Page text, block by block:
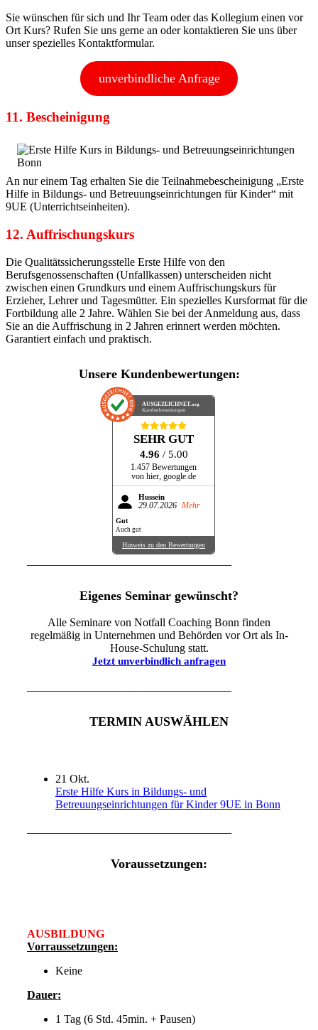
Sie wünschen für sich und Ihr Team oder das Kollegium einen vor
Ort Kurs? Rufen Sie uns gerne an oder kontaktieren Sie uns über
unser spezielles Kontaktformular.
unverbindliche Anfrage
11. Bescheinigung
An nur einem Tag erhalten Sie die Teilnahmebescheinigung „Erste
Hilfe in Bildungs- und Betreuungseinrichtungen für Kinder“ mit
9UE (Unterrichtseinheiten).
12. Auffrischungskurs
Die Qualitätssicherungsstelle Erste Hilfe von den
Berufsgenossenschaften (Unfallkassen) unterscheiden nicht
zwischen einen Grundkurs und einem Auffrischungskurs für
Erzieher, Lehrer und Tagesmütter. Ein spezielles Kursformat für die
Fortbildung alle 2 Jahre. Wählen Sie bei der Anmeldung aus, dass
Sie an die Auffrischung in 2 Jahren erinnert werden möchten.
Garantiert einfach und praktisch.
Unsere Kundenbewertungen:
AUSGEZEICHNET.org
Kundenbewertungen
SEHR GUT
4.96 / 5.00
1.457 Bewertungen
von hier, google.de
Hussein
29.07.2026 Mehr
Gut
Auch gut
Hinweis zu den Bewertungen
Eigenes Seminar gewünscht?
Alle Seminare von Notfall Coaching Bonn finden
regelmäßig in Unternehmen und Behörden vor Ort als In-
House-Schulung statt.
Jetzt unverbindlich anfragen
TERMIN AUSWÄHLEN
21 Okt.
Erste Hilfe Kurs in Bildungs- und
Betreuungseinrichtungen für Kinder 9UE in Bonn
Voraussetzungen:
AUSBILDUNG
Vorraussetzungen:
Keine
Dauer:
1 Tag (6 Std. 45min. + Pausen)